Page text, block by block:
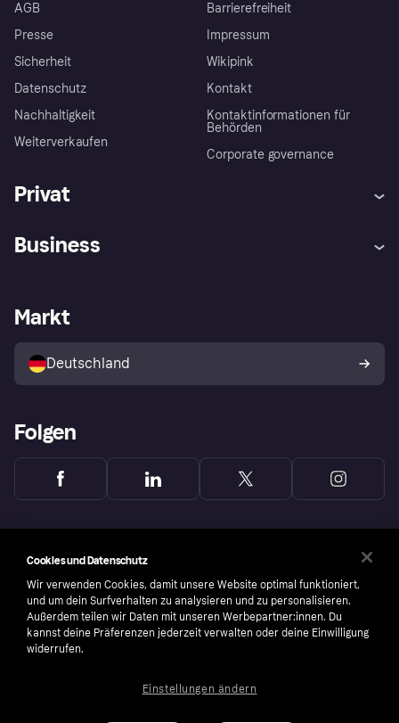
AGB
Presse
Sicherheit
Datenschutz
Nachhaltigkeit
Weiterverkaufen
Barrierefreiheit
Impressum
Wikipink
Kontakt
Kontaktinformationen für
Behörden
Corporate governance
Privat
Klarna App
Shops entdecken
Käuferschutzrichtlinie
Dein Widerrufsrecht
Business
Händlerportal
Markt
Deutschland
Folgen
Cookies und Datenschutz
Wir verwenden Cookies, damit unsere Website optimal funktioniert,
und um dein Surfverhalten zu analysieren und zu personalisieren.
Außerdem teilen wir Daten mit unseren Werbepartner:innen. Du
kannst deine Präferenzen jederzeit verwalten oder deine Einwilligung
widerrufen.
Einstellungen ändern